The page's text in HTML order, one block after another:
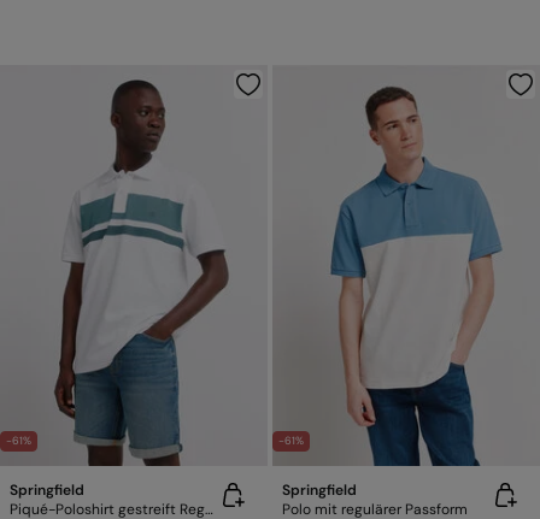
-61%
Springfield
Piqué-Poloshirt gestreift Regular Fit
-61%
Springfield
Polo mit regulärer Passform